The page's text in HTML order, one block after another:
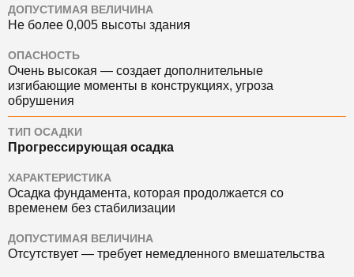
ДОПУСТИМАЯ ВЕЛИЧИНА
Не более 0,005 высоты здания
ОПАСНОСТЬ
Очень высокая — создает дополнительные
изгибающие моменты в конструкциях, угроза
обрушения
ТИП ОСАДКИ
Прогрессирующая осадка
ХАРАКТЕРИСТИКА
Осадка фундамента, которая продолжается со
временем без стабилизации
ДОПУСТИМАЯ ВЕЛИЧИНА
Отсутствует — требует немедленного вмешательства